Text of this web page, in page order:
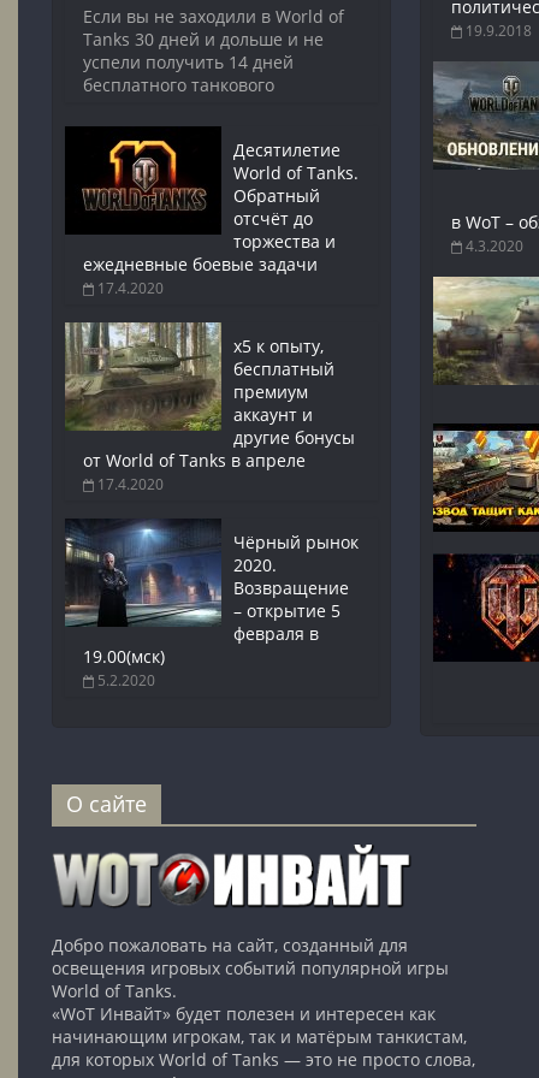
Если вы не заходили в World of
Tanks 30 дней и дольше и не
успели получить 14 дней
бесплатного танкового
Десятилетие
World of Tanks.
Обратный
отсчёт до
торжества и
ежедневные боевые задачи
17.4.2020
x5 к опыту,
бесплатный
премиум
аккаунт и
другие бонусы
от World of Tanks в апреле
17.4.2020
Чёрный рынок
2020.
Возвращение
– открытие 5
февраля в
19.00(мск)
5.2.2020
19.9.2018
в WoT –
4.3.2020
О сайте
Добро пожаловать на сайт, созданный для
освещения игровых событий популярной игры
World of Tanks.
«WoT Инвайт» будет полезен и интересен как
начинающим игрокам, так и матёрым танкистам,
для которых World of Tanks — это не просто слова,